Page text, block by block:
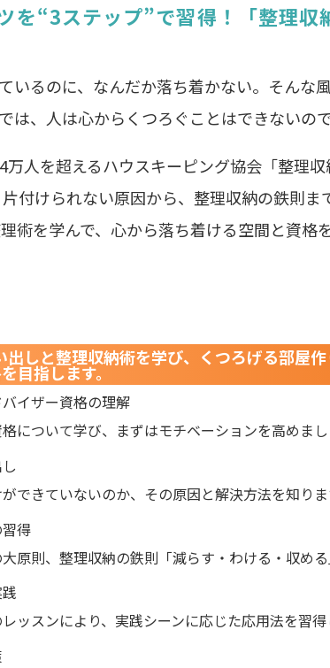
を“3ステップ”で習得！「整理収
いるのに、なんだか落ち着かない。そん
は、人は心からくつろぐことはできないので
万人を超えるハウスキーピング協会「整理
付けられない原因から、整理収納の鉄則
術を学んで、心から落ち着ける空間と資格
出しと整理収納術を学び、くつろげる部屋
目指します。
イザー資格の理解
について学び、まずはモチベーションを高めまし
できていないのか、その原因と解決方法を知り
得
原則、整理収納の鉄則「減らす・わける・収め
ッスンにより、実践シーンに応じた応用法を習